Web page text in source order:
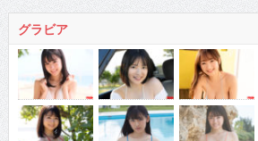
グラビア